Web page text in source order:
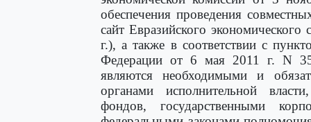
обеспечения проведения
сайт Евразийского
г.), а также в соответствии с
Федерации от 6 мая 2011 г. N
являются необходимыми и
органами исполнительной
фондов, государственными